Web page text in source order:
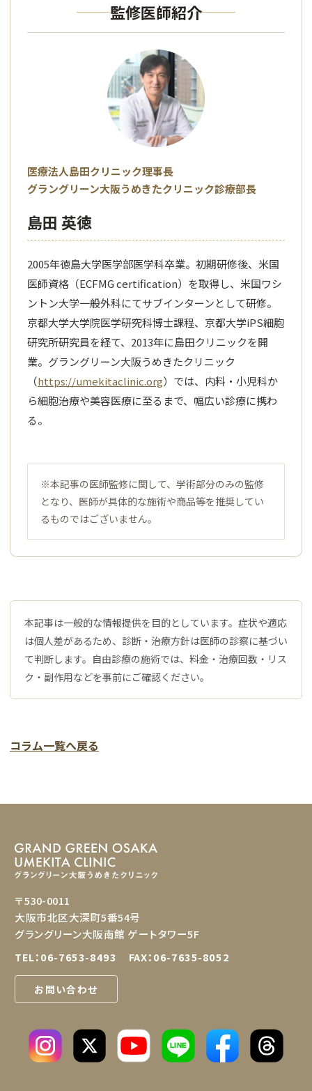
監修医師紹介
医療法人島田クリニック理事長
グラングリーン大阪うめきたクリニック診療部長
島田 英徳
2005年徳島大学医学部医学科卒業。初期研修後、米国
医師資格（ECFMG certification）を取得し、米国ワシ
ントン大学一般外科にてサブインターンとして研修。
京都大学大学院医学研究科博士課程、京都大学iPS細胞
研究所研究員を経て、2013年に島田クリニックを開
業。グラングリーン大阪うめきたクリニック
（https://umekitaclinic.org）では、内料・小児科か
ら細胞治療や美容医療に至るまで、幅広い診療に携わ
る。
※本記事の医師監修に関して、学術部分のみの監修
となり、医師が具体的な施術や商品等を推奨してい
るものではございません。
本記事は一般的な情報提供を目的としています。症状や適応
は個人差があるため、診断・治療方針は医師の診察に基づい
て判断します。自由診療の施術では、料金・治療回数・リス
ク・副作用などを事前にご確認ください。
コラム一覧へ戻る
〒530-0011
大阪市北区大深町5番54号
グラングリーン大阪南館 ゲートタワー5F
TEL：06-7653-8493 FAX：06-7635-8052
お問い合わせ
LINE